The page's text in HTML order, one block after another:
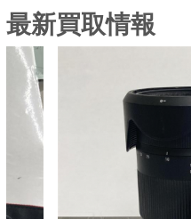
最新買取情報